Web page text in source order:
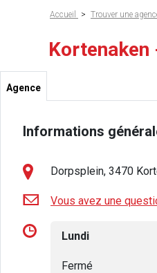
Accueil > Trouver une
Kortenaken
Agence
Informations
Dorpsplein, 3470
Vous avez une
Lundi
Fermé